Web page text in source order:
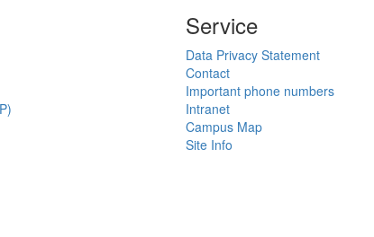
Service
Data Privacy Statement
Contact
Important phone numbers
Intranet
Campus Map
Site Info